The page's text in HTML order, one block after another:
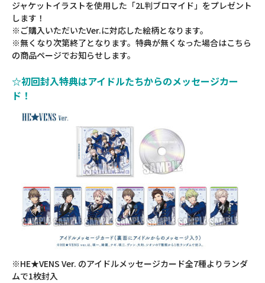
ジャケットイラストを使用した「2L判ブロマイド」をプレゼント
します！
※ご購入いただいたVer.に対応した絵柄となります。
※無くなり次第終了となります。特典が無くなった場合はこちら
の商品ページでお知らせします。
☆初回封入特典はアイドルたちからのメッセージカー
ド！
※HE★VENS Ver. のアイドルメッセージカード全7種よりランダ
ムで1枚封入